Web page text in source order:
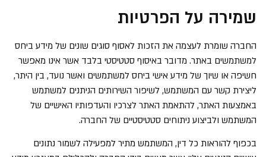
שמירה על הפרטיות
החברה שומרת לעצמה את הזכות לאסוף סוגים שונים של מידע ביחס
למשתמשים באתר. מדובר באיסוף סטטיסטי בלבד אשר אינו מאפשר
חשיפה או שיוך של מידע אישי ביחס למשתמשים ואשר נועד, בין היתר,
ליצירת קשר עם המשתמש, לשיפור השירותים הניתנים למשתמש
באמצעות האתר, להתאמת האתר לצרכיו והעדפותיו האישיים של
המשתמש ולביצוע ניתוחים סטטיסטיים של החברה.
בכפוף להוראות כל דין, המשתמש מתיר למפעילה לשמור נתונים